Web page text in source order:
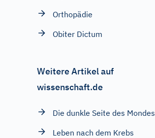
Orthopädie
Obiter Dictum
Weitere Artikel auf
wissenschaft.de
Die dunkle Seite des Mondes
Leben nach dem Krebs